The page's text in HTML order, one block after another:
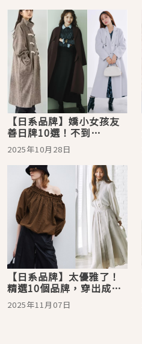
【日系品牌】嬌小女孩友
善日牌10選！不到
155cm，也能穿出超模比
例
2025年10月28日
【日系品牌】太優雅了！
精選10個品牌，穿出成熟
都會女子的自信從容
2025年11月07日